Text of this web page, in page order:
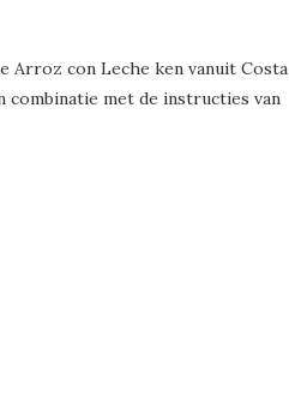
Arroz con Leche ken vanuit Costa
combinatie met de instructies van